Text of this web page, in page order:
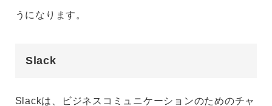
うになります。
Slack
Slackは、ビジネスコミュニケーションのためのチャ